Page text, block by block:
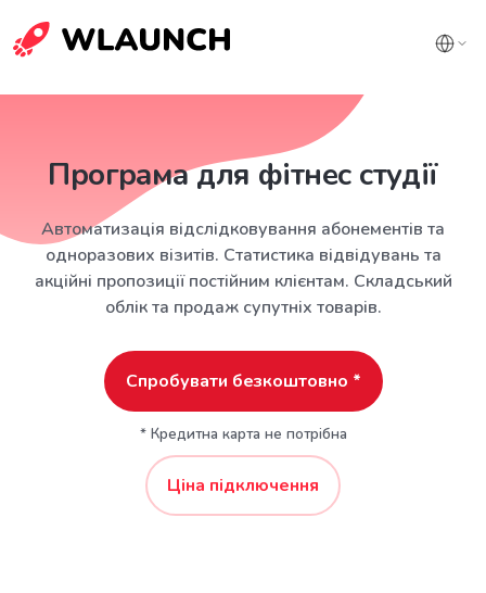
Програма для фітнес студії
Автоматизація відслідковування абонементів та
одноразових візитів. Статистика відвідувань та
акційні пропозиції постійним клієнтам. Складський
облік та продаж супутніх товарів.
Спробувати безкоштовно *
* Кредитна карта не потрібна
Ціна підключення